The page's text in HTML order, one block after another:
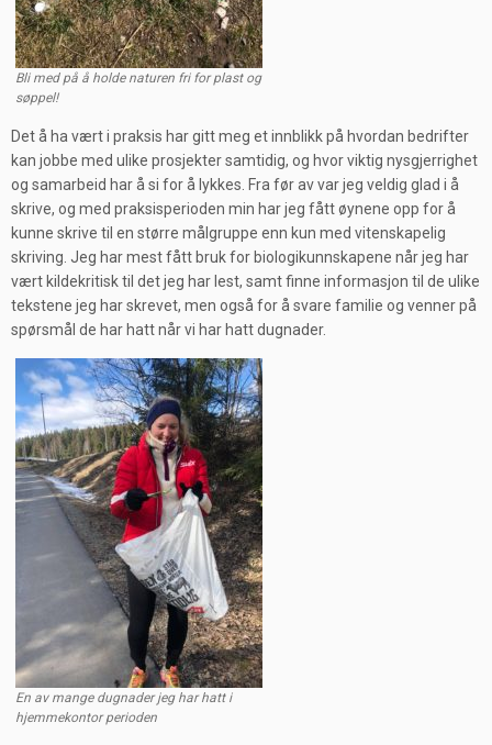
Bli med på å holde naturen fri for plast og
søppel!
Det å ha vært i praksis har gitt meg et innblikk på hvordan bedrifter
kan jobbe med ulike prosjekter samtidig, og hvor viktig nysgjerrighet
og samarbeid har å si for å lykkes. Fra før av var jeg veldig glad i å
skrive, og med praksisperioden min har jeg fått øynene opp for å
kunne skrive til en større målgruppe enn kun med vitenskapelig
skriving. Jeg har mest fått bruk for biologikunnskapene når jeg har
vært kildekritisk til det jeg har lest, samt finne informasjon til de ulike
tekstene jeg har skrevet, men også for å svare familie og venner på
spørsmål de har hatt når vi har hatt dugnader.
En av mange dugnader jeg har hatt i
hjemmekontor perioden